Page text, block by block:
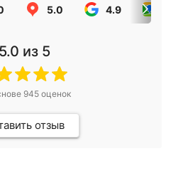
5.0 4.9
5.0 из 5
945оценок
отзыв